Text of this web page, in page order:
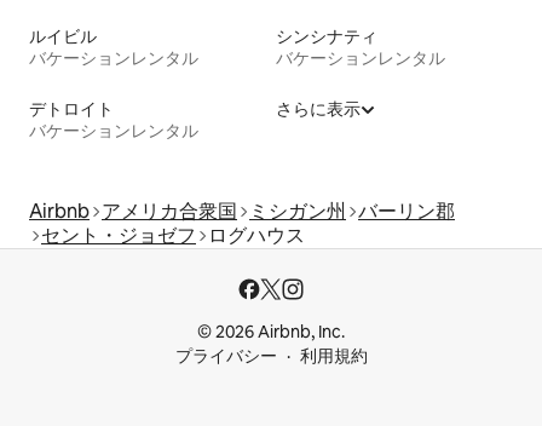
ルイビル
バケーションレンタル
シンシナティ
バケーションレンタル
デトロイト
バケーションレンタル
さらに表示
Airbnb アメリカ合衆国 ミシガン州
バーリン郡
セント・ジョゼフ
ログハウス
© 2026 Airbnb, Inc.
プライバシー
利用規約